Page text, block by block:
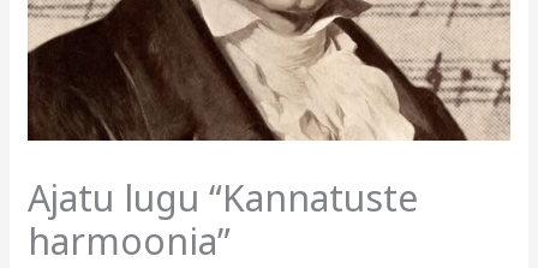
Ajatu lugu “Kannatuste
harmoonia”